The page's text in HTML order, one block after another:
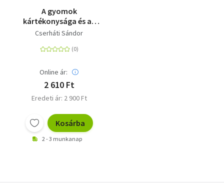
A gyomok
kártékonysága és az
ellenük való védekezés
Cserháti Sándor
Online ár:
2 610 Ft
Eredeti ár: 2 900 Ft
Kosárba
2 - 3 munkanap